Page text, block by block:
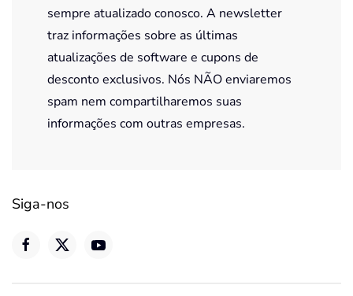
sempre atualizado conosco. A newsletter
traz informações sobre as últimas
atualizações de software e cupons de
desconto exclusivos. Nós NÃO enviaremos
spam nem compartilharemos suas
informações com outras empresas.
Siga-nos